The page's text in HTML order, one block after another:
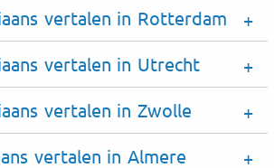
vertalen in Rotterdam
vertalen in Utrecht
vertalen in Zwolle
vertalen in Almere